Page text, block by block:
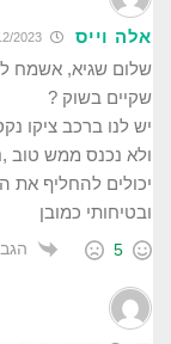
אלה וייס
שלום שגיא, אשמח
שקיים בשוק ?
יש לנו ברכב ציקו
ולא נכנס ממש טוב
יכולים להחליף את
ובטיחותי כמובן
5 הגב